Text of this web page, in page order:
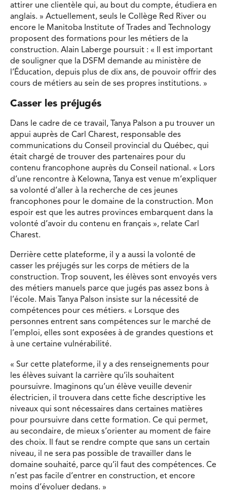
attirer une clientèle qui, au bout du compte, étudiera en
anglais. » Actuellement, seuls le Collège Red River ou
encore le Manitoba Institute of Trades and Technology
proposent des formations pour les métiers de la
construction. Alain Laberge poursuit : « Il est important
de souligner que la DSFM demande au ministère de
l’Éducation, depuis plus de dix ans, de pouvoir offrir des
cours de métiers au sein de ses propres institutions. »
Casser les préjugés
Dans le cadre de ce travail, Tanya Palson a pu trouver un
appui auprès de Carl Charest, responsable des
communications du Conseil provincial du Québec, qui
était chargé de trouver des partenaires pour du
contenu francophone auprès du Conseil national. « Lors
d’une rencontre à Kelowna, Tanya est venue m’expliquer
sa volonté d’aller à la recherche de ces jeunes
francophones pour le domaine de la construction. Mon
espoir est que les autres provinces embarquent dans la
volonté d’avoir du contenu en français », relate Carl
Charest.
Derrière cette plateforme, il y a aussi la volonté de
casser les préjugés sur les corps de métiers de la
construction. Trop souvent, les élèves sont envoyés vers
des métiers manuels parce que jugés pas assez bons à
l’école. Mais Tanya Palson insiste sur la nécessité de
compétences pour ces métiers. « Lorsque des
personnes entrent sans compétences sur le marché de
l’emploi, elles sont exposées à de grandes questions et
à une certaine vulnérabilité.
« Sur cette plateforme, il y a des renseignements pour
les élèves suivant la carrière qu’ils souhaitent
poursuivre. Imaginons qu’un élève veuille devenir
électricien, il trouvera dans cette fiche descriptive les
niveaux qui sont nécessaires dans certaines matières
pour poursuivre dans cette formation. Ce qui permet,
au secondaire, de mieux s’orienter au moment de faire
des choix. Il faut se rendre compte que sans un certain
niveau, il ne sera pas possible de travailler dans le
domaine souhaité, parce qu’il faut des compétences. Ce
n’est pas facile d’entrer en construction, et encore
moins d’évoluer dedans. »